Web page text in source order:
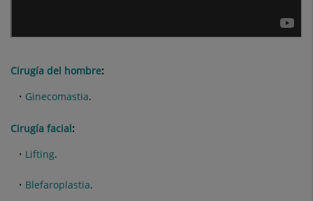
Cirugía del hombre:
Ginecomastia.
Cirugía facial:
Lifting.
Blefaroplastia.